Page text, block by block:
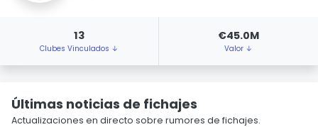
13
Clubes Vinculados ↓
€45.0M
Valor ↓
Últimas noticias de fichajes
Actualizaciones en directo sobre rumores de fichajes.